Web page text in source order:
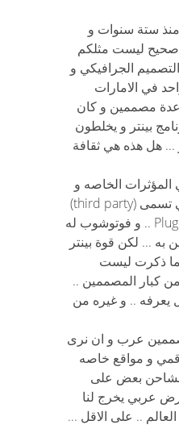
منذ ستة سنوات و
صحيح ليست مثلكم
الجرافيكي و
في الامارات
عدة مصممين و كان
بينتر و يخلطون
... هل هذه هي ثقافة
المؤثرات الخاصه و
حتى الآن لم ارى الشركات التي تسمى (third party)
الذين يصممون برامج خاصه Plug-in .. و فوتوشوب له
به ... لكن قوة بينتر
ذكرت ليست
كبار المصممين ..
يعرفه .. و غيره من
عرب و ان نرى
و مواقع خاصه
نشاحن بعض على
عربي يخرج لنا
.. على الاقل ...